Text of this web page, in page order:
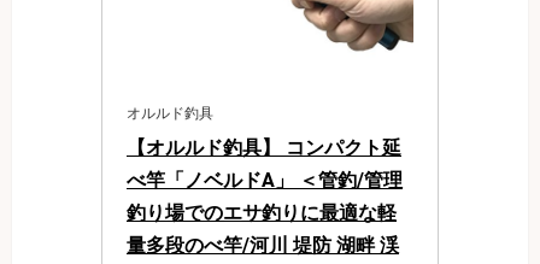
オルルド釣具
【オルルド釣具】 コンパクト延
べ竿「ノベルドA」 ＜管釣/管理
釣り場でのエサ釣りに最適な軽
量多段のべ竿/河川 堤防 湖畔 渓